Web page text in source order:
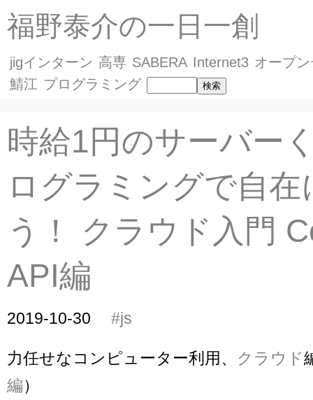
福野泰介の一日一創
jigインターン 高専 SABERA Internet3 オープ
鯖江 プログラミング
時給1円のサーバー
ログラミングで自在
う！ クラウド入門
API編
2019-10-30 #js
力任せなコンピューター利用、 クラウド
編）